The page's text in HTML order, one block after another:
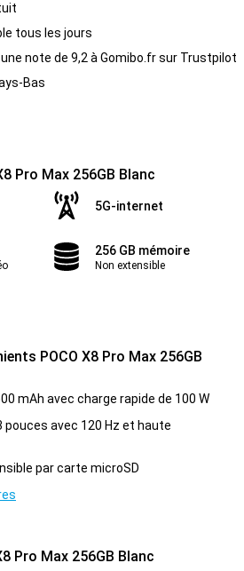
tous les jours
note de 9,2 à Gomibo.fr sur Trustpilot
Bas
Pro Max 256GB Blanc
5G-internet
256 GB mémoire
Non extensible
POCO X8 Pro Max 256GB
mAh avec charge rapide de 100 W
pouces avec 120 Hz et haute
par carte microSD
Pro Max 256GB Blanc